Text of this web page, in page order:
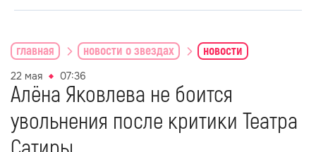
главная новости о звездах новости
22 мая 07:36
Алёна Яковлева не боится
увольнения после критики Театра